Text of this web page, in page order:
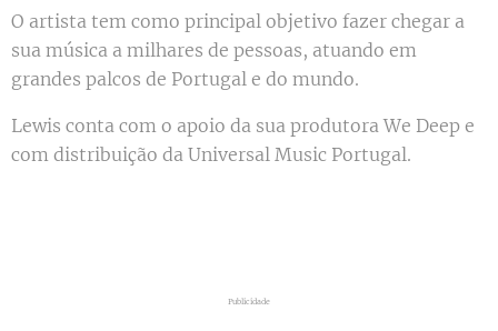
O artista tem como principal objetivo fazer chegar a
sua música a milhares de pessoas, atuando em
grandes palcos de Portugal e do mundo.
Lewis conta com o apoio da sua produtora We Deep e
com distribuição da Universal Music Portugal.
Publicidade